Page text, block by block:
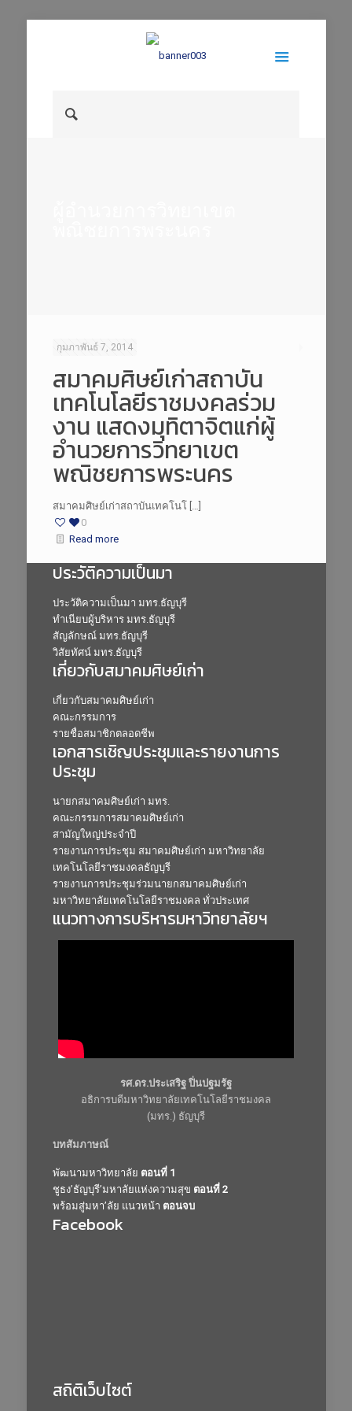
กุมภาพันธ์ 7, 2014
สมาคมศิษย์เก่าสถาบัน
เทคโนโลยีราชมงคลร่วม
งาน แสดงมุทิตาจิตแก่ผู้
อำนวยการวิทยาเขต
พณิชยการพระนคร
สมาคมศิษย์เก่าสถาบันเทคโนโ […]
0
Read more
ประวัติความเป็นมา
ประวัติความเป็นมา มทร.ธัญบุรี
ทำเนียบผู้บริหาร มทร.ธัญบุรี
สัญลักษณ์ มทร.ธัญบุรี
วิสัยทัศน์ มทร.ธัญบุรี
เกี่ยวกับสมาคมศิษย์เก่า
เกี่ยวกับสมาคมศิษย์เก่า
คณะกรรมการ
รายชื่อสมาชิกตลอดชีพ
เอกสารเชิญประชุมและรายงานการ
ประชุม
นายกสมาคมศิษย์เก่า มทร.
คณะกรรมการสมาคมศิษย์เก่า
สามัญใหญ่ประจำปี
รายงานการประชุม สมาคมศิษย์เก่า มหาวิทยาลัย
เทคโนโลยีราชมงคลธัญบุรี
รายงานการประชุมร่วมนายกสมาคมศิษย์เก่า
มหาวิทยาลัยเทคโนโลยีราชมงคล ทั่วประเทศ
แนวทางการบริหารมหาวิทยาลัยฯ
รศ.ดร.ประเสริฐ ปิ่นปฐมรัฐ
อธิการบดีมหาวิทยาลัยเทคโนโลยีราชมงคล
(มทร.) ธัญบุรี
บทสัมภาษณ์
พัฒนามหาวิทยาลัย ตอนที่ 1
ชูธง’ธัญบุรี’มหาลัยแห่งความสุข ตอนที่ 2
พร้อมสู่มหา’ลัย แนวหน้า ตอนจบ
Facebook
สถิติเว็บไซต์